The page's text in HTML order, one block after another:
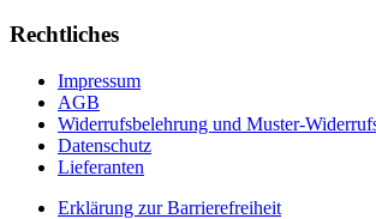
Rechtliches
Impressum
AGB
Widerrufsbelehrung und Muster-
Datenschutz
Lieferanten
Erklärung zur Barrierefreiheit